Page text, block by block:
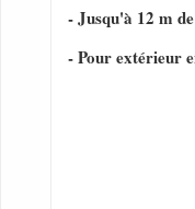
- Jusqu'à 12 m
- Pour extérieur